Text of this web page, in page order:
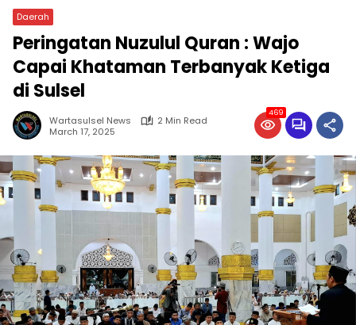
Daerah
Peringatan Nuzulul Quran : Wajo
Capai Khataman Terbanyak Ketiga
di Sulsel
Wartasulsel News
2 Min Read
March 17, 2025
469